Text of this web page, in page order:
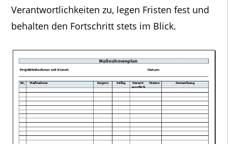
Verantwortlichkeiten zu, legen Fristen fest und
behalten den Fortschritt stets im Blick.